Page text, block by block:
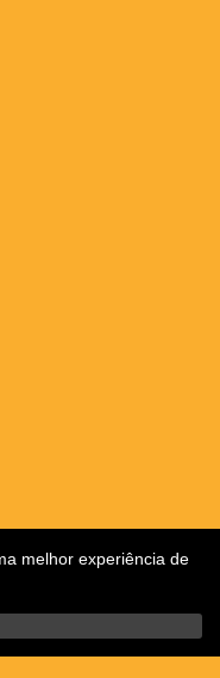
melhor experiência de